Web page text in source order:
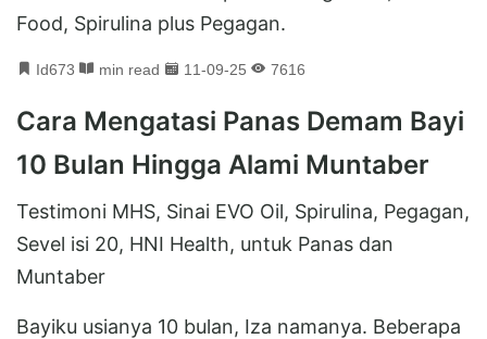
Food, Spirulina plus Pegagan.
Id673 min read 11-09-25 7616
Cara Mengatasi Panas Demam Bayi
10 Bulan Hingga Alami Muntaber
Testimoni MHS, Sinai EVO Oil, Spirulina, Pegagan,
Sevel isi 20, HNI Health, untuk Panas dan
Muntaber
Bayiku usianya 10 bulan, Iza namanya. Beberapa